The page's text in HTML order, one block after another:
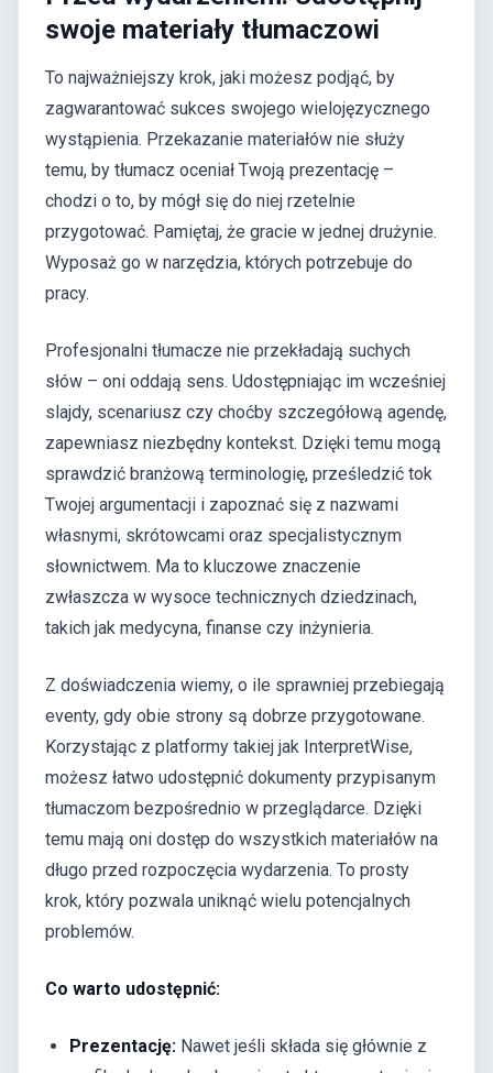
swoje materiały tłumaczowi
To najważniejszy krok, jaki możesz podjąć, by
zagwarantować sukces swojego wielojęzycznego
wystąpienia. Przekazanie materiałów nie służy
temu, by tłumacz oceniał Twoją prezentację –
chodzi o to, by mógł się do niej rzetelnie
przygotować. Pamiętaj, że gracie w jednej drużynie.
Wyposaż go w narzędzia, których potrzebuje do
pracy.
Profesjonalni tłumacze nie przekładają suchych
słów – oni oddają sens. Udostępniając im wcześniej
slajdy, scenariusz czy choćby szczegółową agendę,
zapewniasz niezbędny kontekst. Dzięki temu mogą
sprawdzić branżową terminologię, prześledzić tok
Twojej argumentacji i zapoznać się z nazwami
własnymi, skrótowcami oraz specjalistycznym
słownictwem. Ma to kluczowe znaczenie
zwłaszcza w wysoce technicznych dziedzinach,
takich jak medycyna, finanse czy inżynieria.
Z doświadczenia wiemy, o ile sprawniej przebiegają
eventy, gdy obie strony są dobrze przygotowane.
Korzystając z platformy takiej jak InterpretWise,
możesz łatwo udostępnić dokumenty przypisanym
tłumaczom bezpośrednio w przeglądarce. Dzięki
temu mają oni dostęp do wszystkich materiałów na
długo przed rozpoczęcia wydarzenia. To prosty
krok, który pozwala uniknąć wielu potencjalnych
problemów.
Co warto udostępnić:
Prezentację: Nawet jeśli składa się głównie z